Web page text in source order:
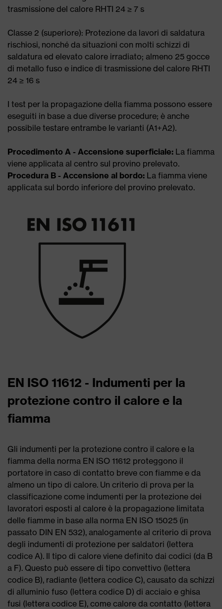
trasmissione del calore RHTI 24 ≥ 7 s
Classe 2 (superiore): Protezione da lavori di saldatura
rischiosi, nonché da situazioni con molti schizzi di
saldatura ed elevato calore irradiato; almeno 25 gocce
di metallo fuso e indice di trasmissione del calore RHTI
24 ≥ 16 s
I test per la propagazione della fiamma possono essere
eseguiti in base a due diverse procedure; è anche
possibile testare entrambe le varianti (A1+A2).
Procedimento A - Accensione superficiale: La fiamma
viene applicata al centro sul provino prelevato.
Procedura B - Accensione al bordo: La fiamma viene
applicata sul bordo inferiore del provino prelevato.
EN ISO 11612 - Indumenti per la
protezione contro il calore e la
fiamma
Gli indumenti per la protezione contro il calore e la
fiamma della norma EN ISO 11612 proteggono il
portatore in caso di contatto breve con fiamme e da
almeno un tipo di calore. Un criterio di prova per la
classificazione come indumenti per la protezione dei
lavoratori esposti al calore è la propagazione limitata
delle fiamme in base alla norma EN ISO 15025 (in
passato DIN EN 532), analogamente al criterio di prova
degli indumenti di protezione per saldatori (lettera
codice A). Il tipo di calore viene definito dai codici (da B
a F). Questo può essere di tipo convettivo (lettera
codice B), radiante (lettera codice C), causato da schizzi
di alluminio fuso (lettera codice D) di acciaio e ghisa
fusi (lettera codice E), come calore da contatto (lettera